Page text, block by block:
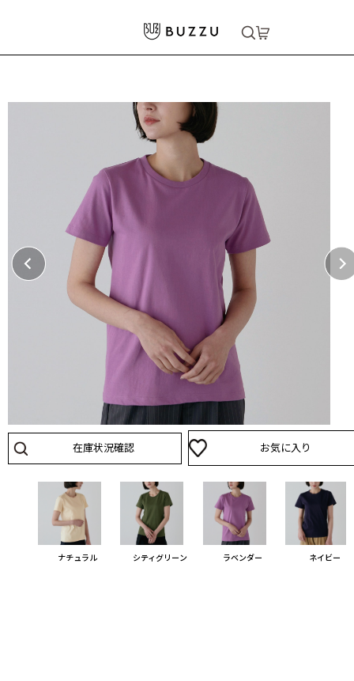
5.6oz Tシャツ（レディース）
在庫状況確認 お気に入り
ナチュラル シティグリーン ラベンダー ネイビー